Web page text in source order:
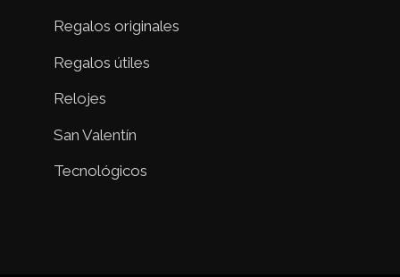
Regalos originales
Regalos útiles
Relojes
San Valentín
Tecnológicos